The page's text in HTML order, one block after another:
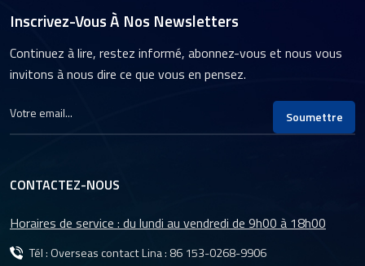
Inscrivez-Vous À Nos Newsletters
Continuez à lire, restez informé, abonnez-vous et nous vous
invitons à nous dire ce que vous en pensez.
Soumettre
CONTACTEZ-NOUS
Horaires de service : du lundi au vendredi de 9h00 à 18h00
Tél : Overseas contact Lina : 86 153-0268-9906